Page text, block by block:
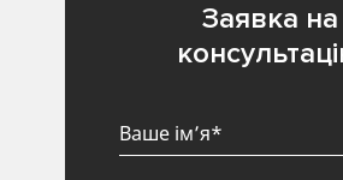
Заявка на